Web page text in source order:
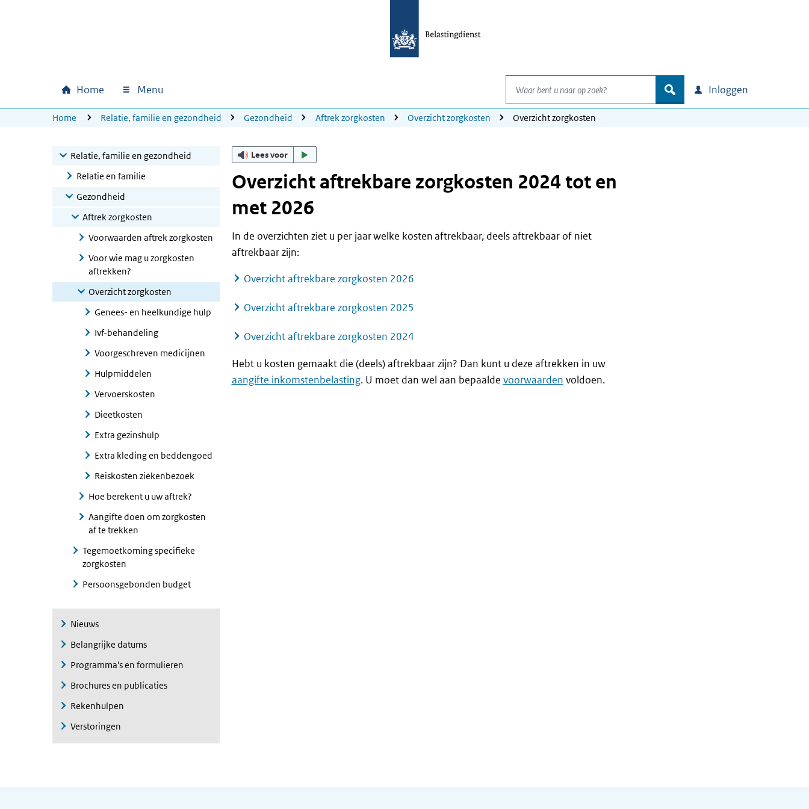
Hoofdnavigatie
Home Menu
Waar bent u naar op zoek?
zoek Inloggen
U bevindt zich hier:
Home Relatie, familie en gezondheid Gezondheid Aftrek zorgkosten Overzicht zorgkosten Overzicht zorgkosten
Relatie, familie en gezondheid
Relatie en familie
Gezondheid
Aftrek zorgkosten
Voorwaarden aftrek zorgkosten
Voor wie mag u zorgkosten
aftrekken?
Overzicht zorgkosten
Genees- en heelkundige hulp
Ivf-behandeling
Voorgeschreven medicijnen
Hulpmiddelen
Vervoerskosten
Dieetkosten
Extra gezinshulp
Extra kleding en beddengoed
Reiskosten ziekenbezoek
Hoe berekent u uw aftrek?
Aangifte doen om zorgkosten
af te trekken
Tegemoetkoming specifieke
zorgkosten
Persoonsgebonden budget
Nieuws
Belangrijke datums
Programma's en formulieren
Brochures en publicaties
Rekenhulpen
Verstoringen
Lees voor
Overzicht aftrekbare zorgkosten 2024 tot en
met 2026
In de overzichten ziet u per jaar welke kosten aftrekbaar, deels aftrekbaar of niet
aftrekbaar zijn:
Overzicht aftrekbare zorgkosten 2026
Overzicht aftrekbare zorgkosten 2025
Overzicht aftrekbare zorgkosten 2024
Hebt u kosten gemaakt die (deels) aftrekbaar zijn? Dan kunt u deze aftrekken in uw
aangifte inkomstenbelasting. U moet dan wel aan bepaalde voorwaarden voldoen.